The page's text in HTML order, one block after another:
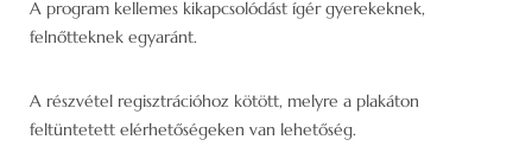
A program kellemes kikapcsolódást ígér gyerekeknek,
felnőtteknek egyaránt.
A részvétel regisztrációhoz kötött, melyre a plakáton
feltüntetett elérhetőségeken van lehetőség.